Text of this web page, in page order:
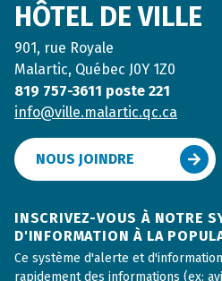
HÔTEL DE VILLE
901, rue Royale
Malartic, Québec J0Y 1Z0
819 757-3611 poste 221
info@ville.malartic.qc.ca
NOUS JOINDRE
INSCRIVEZ-VOUS À NOTRE
D'INFORMATION À LA
Ce système d'alerte et
rapidement des informations (ex: